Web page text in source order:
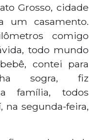
Grosso, cidade
um casamento.
comigo
todo mundo
contei para
sogra, fiz
família, todos
na segunda-feira,